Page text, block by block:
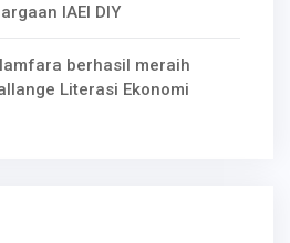
IAEI DIY
berhasil meraih
Literasi Ekonomi